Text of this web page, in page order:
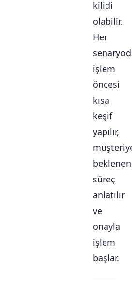
kilidi
olabilir.
Her
işlem
öncesi
kısa
keşif
yapılır,
beklenen
süreç
anlatılır
ve
onayla
işlem
başlar.